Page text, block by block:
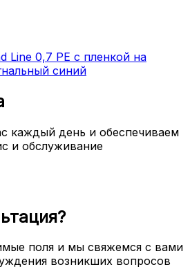
Line 0,7 PE с пленкой на
синий
каждый день и обеспечиваем
и обслуживание
поля и мы свяжемся с вами
возникших вопросов